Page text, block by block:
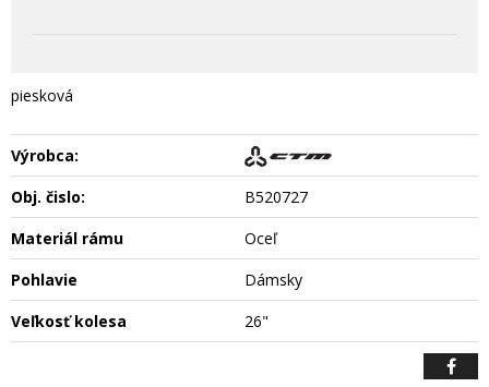
piesková
Výrobca:
Obj. čislo:
B520727
Materiál rámu
Oceľ
Pohlavie
Dámsky
Veľkosť kolesa
26"